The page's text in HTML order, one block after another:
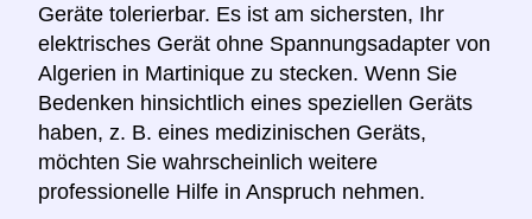
Geräte tolerierbar. Es ist am sichersten, Ihr
elektrisches Gerät ohne Spannungsadapter von
Algerien in Martinique zu stecken. Wenn Sie
Bedenken hinsichtlich eines speziellen Geräts
haben, z. B. eines medizinischen Geräts,
möchten Sie wahrscheinlich weitere
professionelle Hilfe in Anspruch nehmen.